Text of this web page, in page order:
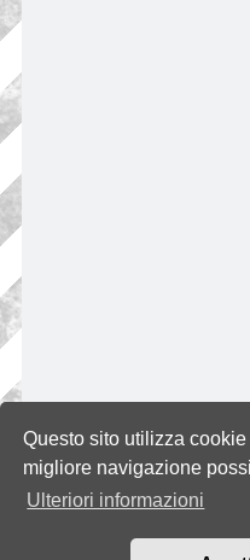
Questo sito utilizza
migliore navigazione
Ulteriori informazioni